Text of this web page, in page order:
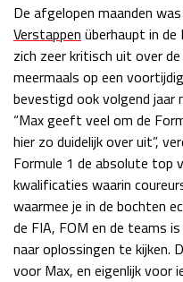
De afgelopen maanden
Verstappen überhaupt in de
zich zeer kritisch uit over
meermaals op een
bevestigd ook volgend jaar
“Max geeft veel om de
hier zo duidelijk over uit”,
Formule 1 de absolute top
kwalificaties waarin
waarmee je in de bochten
de FIA, FOM en de teams
naar oplossingen te kijken.
voor Max, en eigenlijk voor